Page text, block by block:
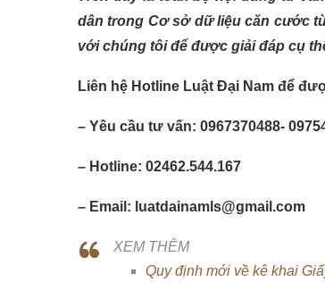
dân trong Cơ sở dữ liệu căn cước
với chúng tôi để được giải đáp cụ
Liên hệ Hotline Luật Đại Nam để
– Yêu cầu tư vấn: 0967370488-
– Hotline: 02462.544.167
– Email: luatdainamls@gmail.com
XEM THÊM
Quy định mới về kê khai